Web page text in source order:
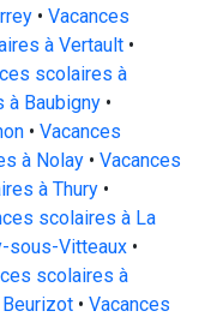
• Vacances
à Vertault •
scolaires à
à Baubigny •
• Vacances
à Nolay • Vacances
à Thury •
scolaires à La
sous-Vitteaux •
scolaires à
• Vacances